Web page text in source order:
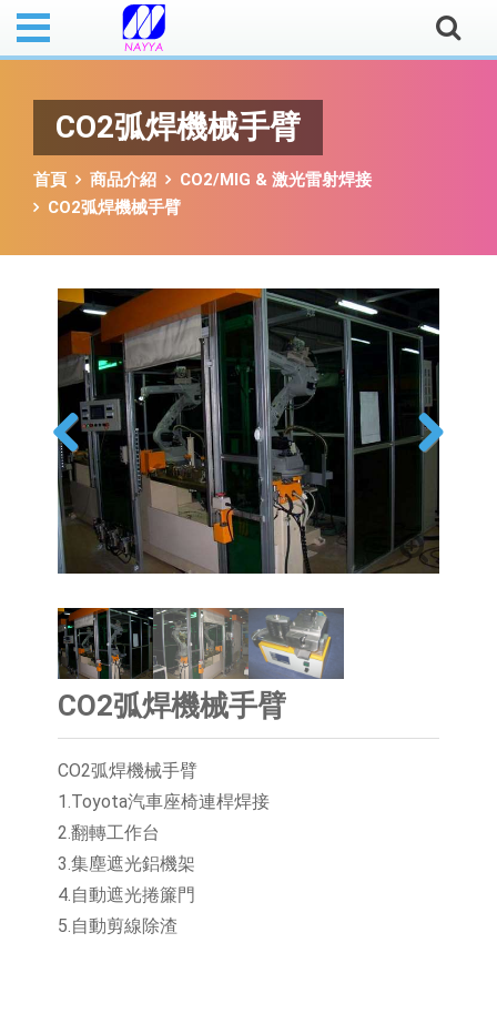
CO2弧焊機械手臂
首頁 商品介紹
CO2/MIG & 激光雷射焊接
CO2弧焊機械手臂
CO2弧焊機械手臂
CO2弧焊機械手臂
1.Toyota汽車座椅連桿焊接
2.翻轉工作台
3.集塵遮光鋁機架
4.自動遮光捲簾門
5.自動剪線除渣